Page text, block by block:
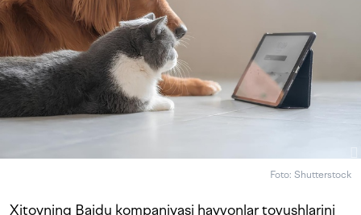
Foto: Shutterstock
Xitoyning Baidu kompaniyasi hayvonlar tovushlarini